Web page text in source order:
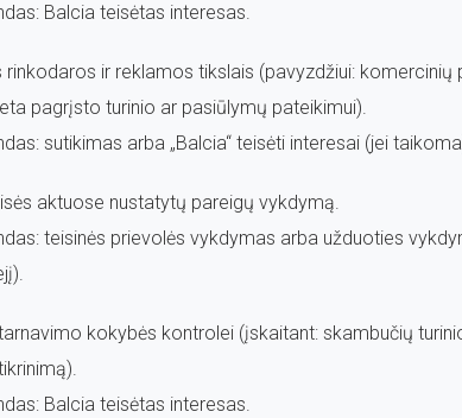
Balcia teisėtas interesas.
rinkodaros ir reklamos tikslais (pavyzdžiui:
pagrįsto turinio ar pasiūlymų pateikimui).
sutikimas arba „Balcia“ teisėti interesai (jei
aktuose nustatytų pareigų vykdymą.
teisinės prievolės vykdymas arba užduoties
kokybės kontrolei (įskaitant: skambučių
Balcia teisėtas interesas.